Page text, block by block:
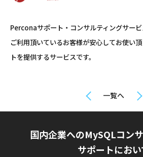
Perconaサポート・コンサルティングサー
ご利用頂いているお客様が安心してお使い
トを提供するサービスです。
一覧へ
国内企業へのMySQLコン
サポートにおい